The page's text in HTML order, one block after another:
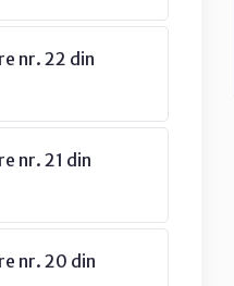
nr. 22 din
nr. 21 din
nr. 20 din